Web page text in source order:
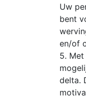
Uw
bent
en/of
5.
delta.